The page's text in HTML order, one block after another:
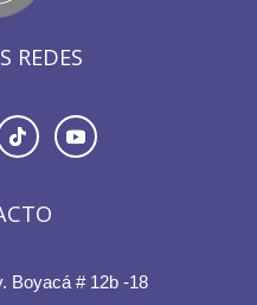
REDES
Boyacá # 12b -18